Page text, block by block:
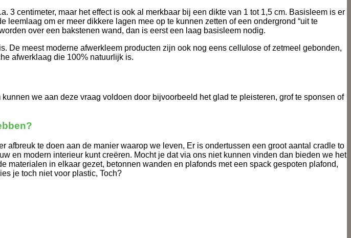
centimeter, maar het effect is ook al merkbaar bij een dikte van 1 tot 1,5 cm. Basisleem is er
om er meer dikkere lagen mee op te kunnen zetten of een ondergrond “uit te
over een bakstenen wand, dan is eerst een laag basisleem nodig.
meest moderne afwerkleem producten zijn ook nog eens cellulose of zetmeel gebonden,
afwerklaag die 100% natuurlijk is.
we aan deze vraag voldoen door bijvoorbeeld het glad te pleisteren, grof te sponsen of
te doen aan de manier waarop we leven, Er is ondertussen een groot aantal cradle to
en modern interieur kunt creëren. Mocht je dat via ons niet kunnen vinden dan bieden we het
in elkaar gezet, betonnen wanden en plafonds met een spack gespoten plafond,
je toch niet voor plastic, Toch?